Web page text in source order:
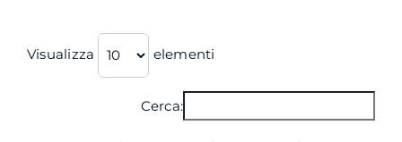
Visualizza elementi
Cerca: